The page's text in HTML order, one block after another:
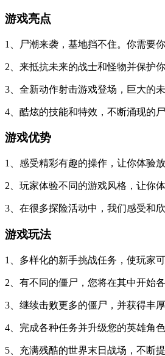
游戏亮点
1、尸潮来袭，基地挡不住。你需要
2、来抵抗未来的战士和怪物并保护
3、全新动作射击游戏登场，巨大的
4、酷炫的技能和特效，不断涌现的
游戏优势
1、感受精彩有趣的操作，让你体验
2、玩家体验不同的游戏风格，让你
3、在很多探险活动中，我们感受和
游戏玩法
1、多样化的新手挑战任务，使玩家
2、有不同的僵尸，您将在其中开始
3、继续击败更多的僵尸，并获得丰厚
4、完成各种任务并升级您的英雄角色
5、充满残酷的世界末日战场，不断